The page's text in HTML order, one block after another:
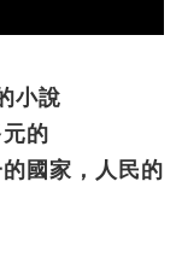
小說
的
國家，人民的